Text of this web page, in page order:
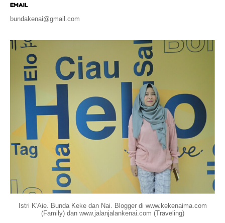
EMAIL
bundakenai@gmail.com
Istri K'Aie. Bunda Keke dan Nai. Blogger di www.kekenaima.com
(Family) dan www.jalanjalankenai.com (Traveling)